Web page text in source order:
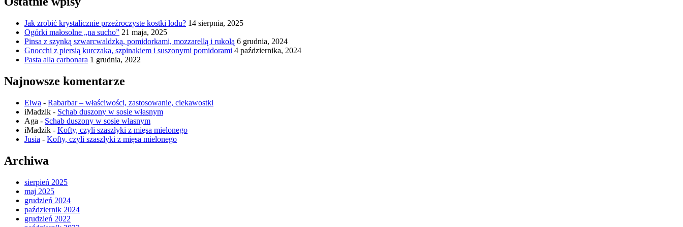
Jak zrobić krystalicznie przeźroczyste kostki lodu? 14 sierpnia, 2025
Ogórki małosolne „na sucho” 21 maja, 2025
Pinsa z szynką szwarcwaldzką, pomidorkami, mozzarellą i rukolą 6 grudnia, 2024
Gnocchi z piersią kurczaka, szpinakiem i suszonymi pomidorami 4 października, 2024
Pasta alla carbonara 1 grudnia, 2022
Najnowsze komentarze
Eiwa - Rabarbar – właściwości, zastosowanie, ciekawostki
iMadzik - Schab duszony w sosie własnym
Aga - Schab duszony w sosie własnym
iMadzik - Kofty, czyli szaszłyki z mięsa mielonego
Jusia - Kofty, czyli szaszłyki z mięsa mielonego
Archiwa
sierpień 2025
maj 2025
grudzień 2024
październik 2024
grudzień 2022